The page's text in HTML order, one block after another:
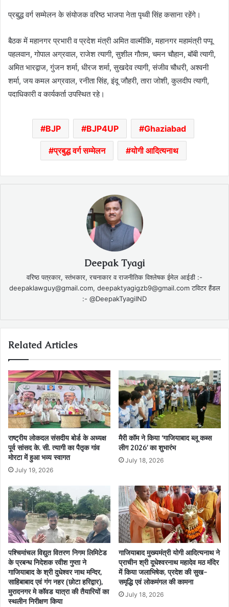
प्रबुद्ध वर्ग सम्मेलन के संयोजक वरिष्ठ भाजपा नेता पृथ्वी सिंह कसाना रहेंगे।
बैठक में महानगर प्रभारी व प्रदेश मंत्री अमित वाल्मीकि, महानगर महामंत्री पप्पू
पहलवान, गोपाल अग्रवाल, राजेश त्यागी, सुशील गौतम, चमन चौहान, बॉबी त्यागी,
अमित भारद्वाज, गुंजन शर्मा, धीरज शर्मा, सुखदेव त्यागी, संजीव चौधरी, अश्वनी
शर्मा, जय कमल अग्रवाल, रनीता सिंह, इंदू जौहरी, तारा जोशी, कुलदीप त्यागी,
पदाधिकारी व कार्यकर्ता उपस्थित रहे।
BJP BJP4UP Ghaziabad
प्रबुद्ध वर्ग सम्मेलन योगी आदित्यनाथ
Deepak Tyagi
वरिष्ठ पत्रकार, स्तंभकार, रचनाकार व राजनीतिक विश्लेषक ईमेल आईडी :-
deepaklawguy@gmail.com, deepaktyagigzb9@gmail.com टविटर हैंडल
:- @DeepakTyagiIND
Related Articles
राष्ट्रीय लोकदल संसदीय बोर्ड के अध्यक्ष
पूर्व सांसद के. सी. त्यागी का पैतृक गांव
मोरटा में हुआ भव्य स्वागत
July 19, 2026
मैरी कॉम ने किया ‘गाजियाबाद ब्लू कब्स
लीग 2026’ का शुभारंभ
July 18, 2026
पश्चिमांचल विद्युत वितरण निगम लिमिटेड
के प्रबन्ध निदेशक रवीश गुप्ता ने
गाजियाबाद के श्री दुधेश्वर नाथ मन्दिर,
साहिबाबाद एवं गंग नहर (छोटा हरिद्वार),
मुरादनगर मे कॉवड यात्रा की तैयारियों का
स्थलीन निरीक्षण किया
गाजियाबाद मुख्यमंत्री योगी आदित्यनाथ ने
प्राचीन श्री दूधेश्वरनाथ महादेव मठ मंदिर
में किया जलाभिषेक, प्रदेश की सुख-
समृद्धि एवं लोकमंगल की कामना
July 18, 2026